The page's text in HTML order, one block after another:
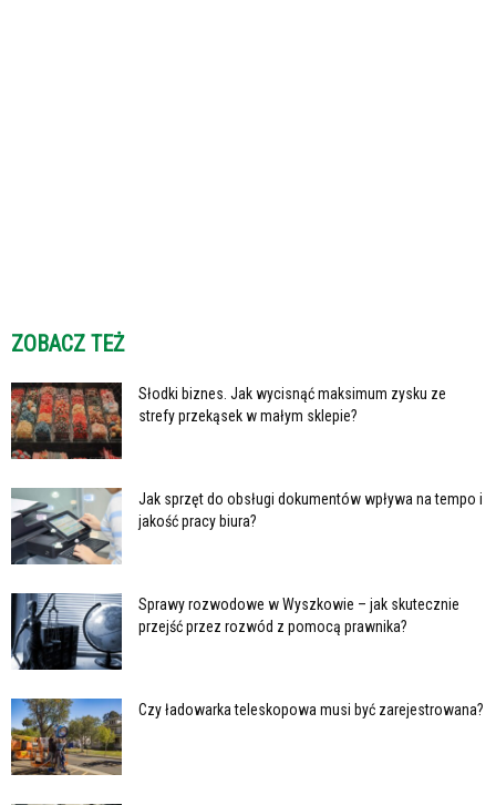
ZOBACZ TEŻ
Słodki biznes. Jak wycisnąć maksimum zysku ze
strefy przekąsek w małym sklepie?
Jak sprzęt do obsługi dokumentów wpływa na tempo i
jakość pracy biura?
Sprawy rozwodowe w Wyszkowie – jak skutecznie
przejść przez rozwód z pomocą prawnika?
Czy ładowarka teleskopowa musi być zarejestrowana?